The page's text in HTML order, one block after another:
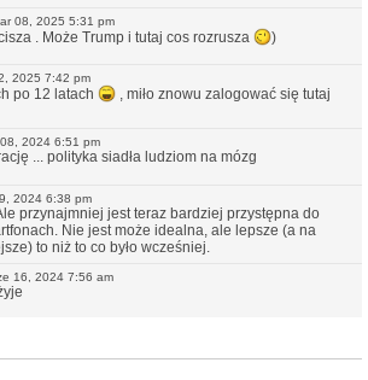
08, 2025 5:31 pm
. Może Trump i tutaj cos rozrusza )
2025 7:42 pm
po 12 latach , miło znowu zalogować się tutaj
2024 6:51 pm
... polityka siadła ludziom na mózg
2024 6:38 pm
przynajmniej jest teraz bardziej przystępna do
Nie jest może idealna, ale lepsze (a na
to niż to co było wcześniej.
16, 2024 7:56 am